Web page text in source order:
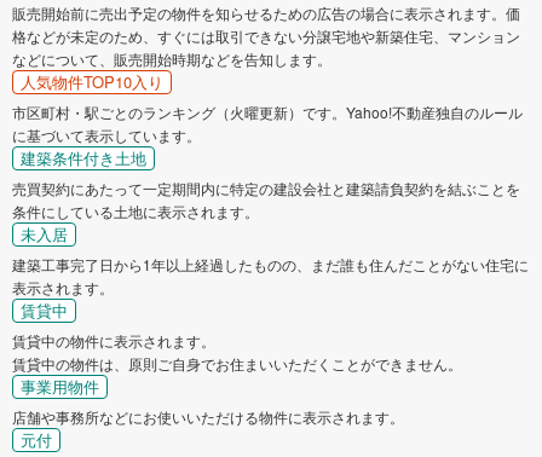
販売開始前に売出予定の物件を知らせるための広告の場合に表示されます。価
格などが未定のため、すぐには取引できない分譲宅地や新築住宅、マンション
などについて、販売開始時期などを告知します。
人気物件TOP10入り
市区町村・駅ごとのランキング（火曜更新）です。Yahoo!不動産独自のルール
に基づいて表示しています。
建築条件付き土地
売買契約にあたって一定期間内に特定の建設会社と建築請負契約を結ぶことを
条件にしている土地に表示されます。
未入居
建築工事完了日から1年以上経過したものの、まだ誰も住んだことがない住宅に
表示されます。
賃貸中
賃貸中の物件に表示されます。
賃貸中の物件は、原則ご自身でお住まいいただくことができません。
事業用物件
店舗や事務所などにお使いいただける物件に表示されます。
元付